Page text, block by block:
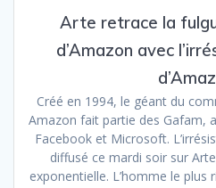
Arte retrace la
d’Amazon avec
Créé en 1994, le géant du
Amazon fait partie des Gafam,
Facebook et Microsoft.
diffusé ce mardi soir sur
exponentielle. L’homme le